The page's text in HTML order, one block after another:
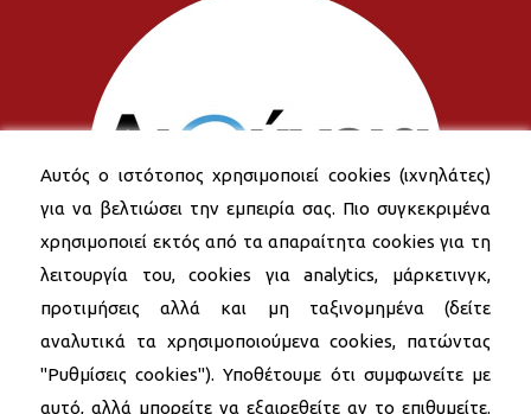
Αυτός ο ιστότοπος χρησιμοποιεί cookies (ιχνηλάτες)
για να βελτιώσει την εμπειρία σας. Πιο συγκεκριμένα
χρησιμοποιεί εκτός από τα απαραίτητα cookies για τη
λειτουργία του, cookies για analytics, μάρκετινγκ,
προτιμήσεις αλλά και μη ταξινομημένα (δείτε
αναλυτικά τα χρησιμοποιούμενα cookies, πατώντας
"Ρυθμίσεις cookies"). Υποθέτουμε ότι συμφωνείτε με
αυτό, αλλά μπορείτε να εξαιρεθείτε αν το επιθυμείτε.